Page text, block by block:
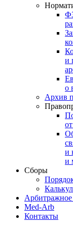
и
о
Архив
и
и
Сборы
Med-Arb
Контакты